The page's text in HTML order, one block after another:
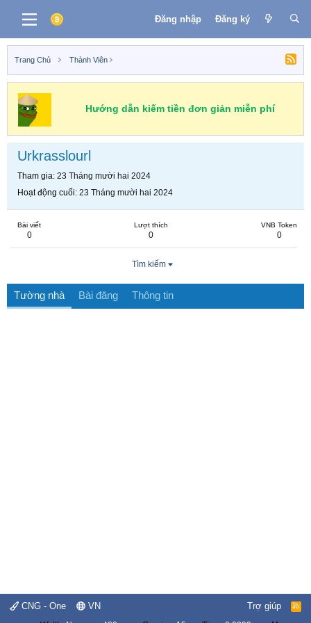
Đăng nhập Đăng ký
Trang Chủ Thành Viên
Hướng dẫn kiếm tiền đơn giản miễn phí
Urkrasslourl
Tham gia 23 Tháng mười hai 2024
Hoạt động cuối 23 Tháng mười hai 2024
Bài viết
0
Lượt thích
0
VNB Token
0
Tìm kiếm
Tường nhà Bài đăng Thông tin
CNG - One VN Trợ giúp
R